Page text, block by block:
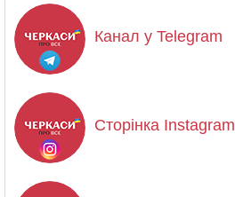
Канал у Telegram
Сторінка Instagram